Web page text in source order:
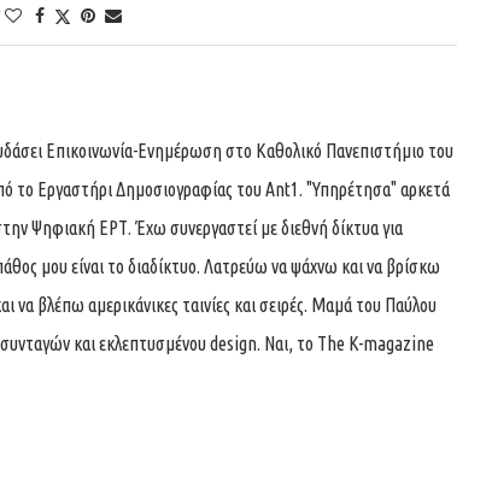
Επικοινωνία-Ενημέρωση στο Καθολικό Πανεπιστήμιο του
το Εργαστήρι Δημοσιογραφίας του Ant1. "Υπηρέτησα" αρκετά
Ψηφιακή ΕΡΤ. Έχω συνεργαστεί με διεθνή δίκτυα για
μου είναι το διαδίκτυο. Λατρεύω να ψάχνω και να βρίσκω
να βλέπω αμερικάνικες ταινίες και σειρές. Μαμά του Παύλου
συνταγών και εκλεπτυσμένου design. Ναι, το The K-magazine